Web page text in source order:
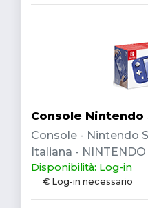
Console
Console - Nintendo
Italiana - NINTENDO
Disponibilità: Log-in
€ Log-in necessario